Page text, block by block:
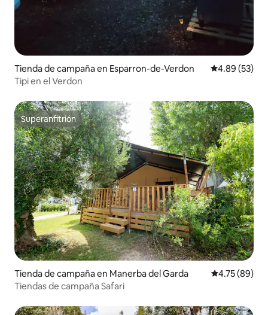
Tienda de campaña en Esparron-de-Verdon Calificación
4.89 (53)
Tipi en el Verdon
Superanfitrión
Superanfitrión
Tienda de campaña en Manerba del Garda Calificación
4.75 (89)
Tiendas de campaña Safari